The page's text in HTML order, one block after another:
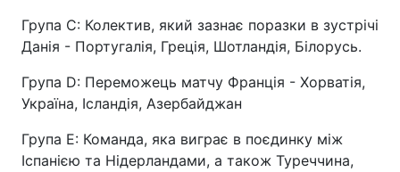
Група C: Колектив, який зазнає поразки в зустрічі
Данія - Португалія, Греція, Шотландія, Білорусь.
Група D: Переможець матчу Франція - Хорватія,
Україна, Ісландія, Азербайджан
Група E: Команда, яка виграє в поєдинку між
Іспанією та Нідерландами, а також Туреччина,